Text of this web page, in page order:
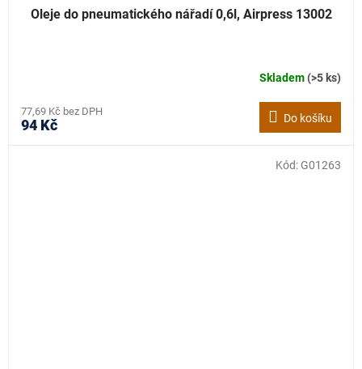
Oleje do pneumatického nářadí 0,6l, Airpress 13002
Skladem(>5 ks)
77,69 Kč bez DPH
94 Kč Do košíku
Kód: G01263